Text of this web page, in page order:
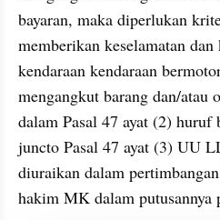
bayaran, maka diperlukan
memberikan keselamatan
kendaraan kendaraan
mengangkut barang dan/atau
dalam Pasal 47 ayat (2)
juncto Pasal 47 ayat (3) UU
diuraikan dalam
hakim MK dalam putusannya